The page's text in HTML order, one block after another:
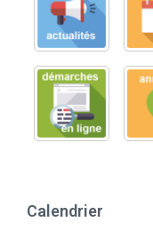
Calendrier